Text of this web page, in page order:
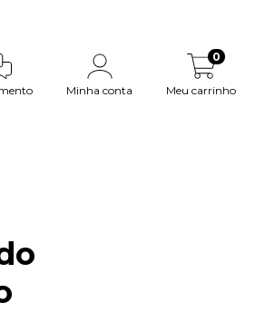
Minha conta Meu carrinho
0